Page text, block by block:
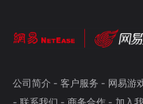
公司简介- 客户服务 - 网易游